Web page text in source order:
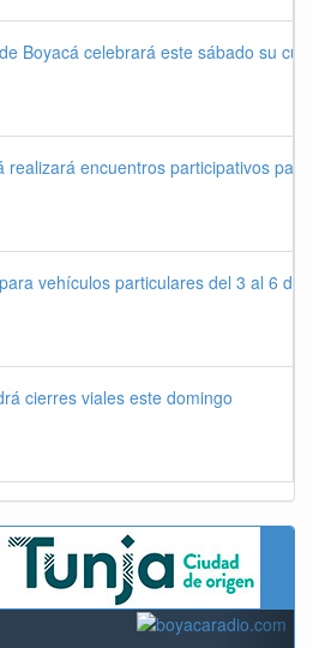
Boyacá celebrará este sábado su
realizará encuentros participativos
vehículos particulares del 3 al 6 de
cierres viales este domingo
Next